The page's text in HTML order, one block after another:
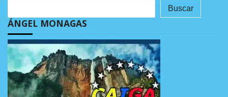
Buscar
ÁNGEL MONAGAS